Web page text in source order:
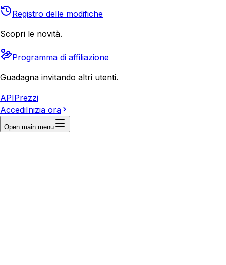
Registro delle modifiche
Scopri le novità.
Programma di affiliazione
Guadagna invitando altri utenti.
APIPrezzi
AccediInizia ora
Open main menu